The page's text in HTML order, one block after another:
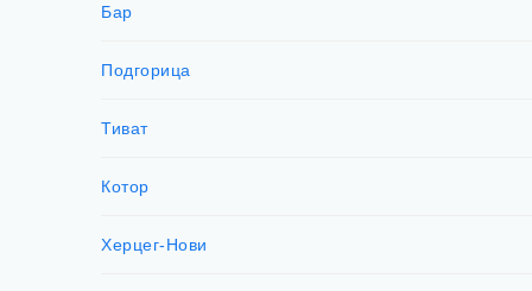
Бар
Подгорица
Тиват
Котор
Херцег-Нови